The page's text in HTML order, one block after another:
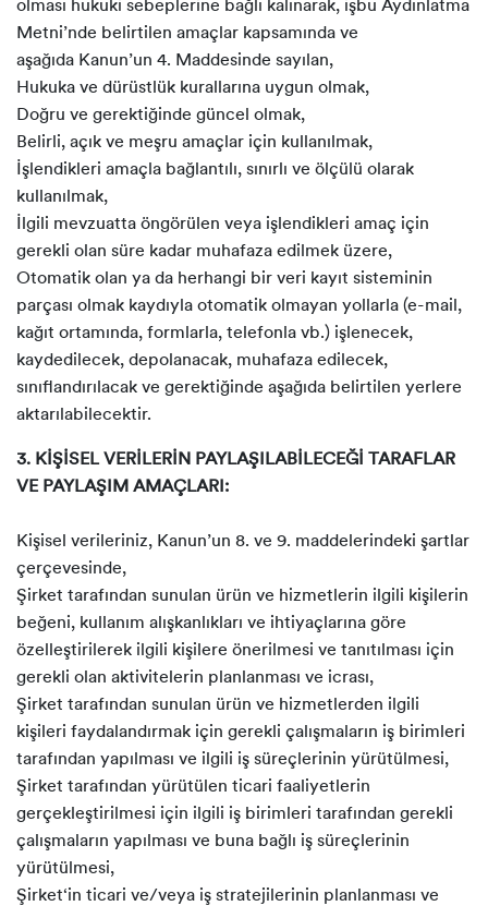
olması hukuki sebeplerine bağlı kalınarak, işbu Aydınlatma
Metni’nde belirtilen amaçlar kapsamında ve
aşağıda Kanun’un 4. Maddesinde sayılan,
Hukuka ve dürüstlük kurallarına uygun olmak,
Doğru ve gerektiğinde güncel olmak,
Belirli, açık ve meşru amaçlar için kullanılmak,
İşlendikleri amaçla bağlantılı, sınırlı ve ölçülü olarak
kullanılmak,
İlgili mevzuatta öngörülen veya işlendikleri amaç için
gerekli olan süre kadar muhafaza edilmek üzere,
Otomatik olan ya da herhangi bir veri kayıt sisteminin
parçası olmak kaydıyla otomatik olmayan yollarla (e-mail,
kağıt ortamında, formlarla, telefonla vb.) işlenecek,
kaydedilecek, depolanacak, muhafaza edilecek,
sınıflandırılacak ve gerektiğinde aşağıda belirtilen yerlere
aktarılabilecektir.
3. KİŞİSEL VERİLERİN PAYLAŞILABİLECEĞİ TARAFLAR
VE PAYLAŞIM AMAÇLARI:
Kişisel verileriniz, Kanun’un 8. ve 9. maddelerindeki şartlar
çerçevesinde,
Şirket tarafından sunulan ürün ve hizmetlerin ilgili kişilerin
beğeni, kullanım alışkanlıkları ve ihtiyaçlarına göre
özelleştirilerek ilgili kişilere önerilmesi ve tanıtılması için
gerekli olan aktivitelerin planlanması ve icrası,
Şirket tarafından sunulan ürün ve hizmetlerden ilgili
kişileri faydalandırmak için gerekli çalışmaların iş birimleri
tarafından yapılması ve ilgili iş süreçlerinin yürütülmesi,
Şirket tarafından yürütülen ticari faaliyetlerin
gerçekleştirilmesi için ilgili iş birimleri tarafından gerekli
çalışmaların yapılması ve buna bağlı iş süreçlerinin
yürütülmesi,
Şirket‘in ticari ve/veya iş stratejilerinin planlanması ve